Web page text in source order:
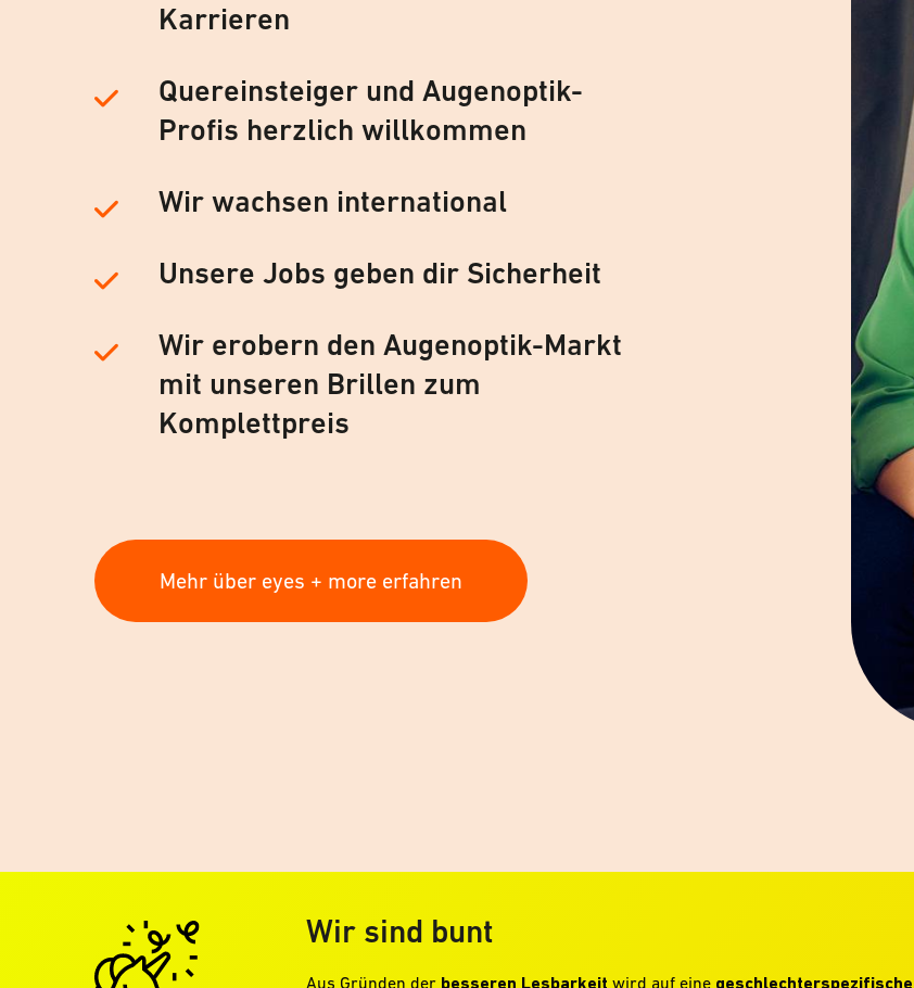
Karrieren
Quereinsteiger und Augenoptik-
Profis herzlich willkommen
Wir wachsen international
Unsere Jobs geben dir Sicherheit
Wir erobern den Augenoptik-Markt
mit unseren Brillen zum
Komplettpreis
Mehr über eyes + more erfahren
Wir sind bunt
Aus Gründen der besseren Lesbarkeit wird auf eine